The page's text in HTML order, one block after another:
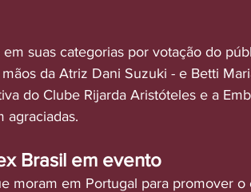
suas categorias por votação do
da Atriz Dani Suzuki - e Betti
do Clube Rijarda Aristóteles e a
agraciadas.
Brasil em evento
moram em Portugal para promover